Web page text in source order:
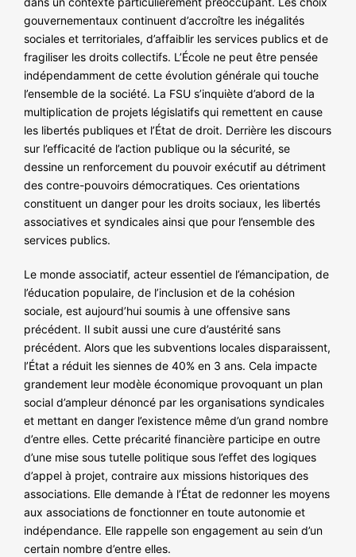
NOS ACTIONS
gouvernementaux continuent d’accroître les inégalités
sociales et territoriales, d’affaiblir les services publics et de
fragiliser les droits collectifs. L’École ne peut être pensée
indépendamment de cette évolution générale qui touche
l’ensemble de la société. La FSU s’inquiète d’abord de la
multiplication de projets législatifs qui remettent en cause
les libertés publiques et l’État de droit. Derrière les discours
sur l’efficacité de l’action publique ou la sécurité, se
dessine un renforcement du pouvoir exécutif au détriment
des contre-pouvoirs démocratiques. Ces orientations
constituent un danger pour les droits sociaux, les libertés
associatives et syndicales ainsi que pour l’ensemble des
services publics.
Le monde associatif, acteur essentiel de l’émancipation, de
l’éducation populaire, de l’inclusion et de la cohésion
sociale, est aujourd’hui soumis à une offensive sans
précédent. Il subit aussi une cure d’austérité sans
précédent. Alors que les subventions locales disparaissent,
l’État a réduit les siennes de 40% en 3 ans. Cela impacte
grandement leur modèle économique provoquant un plan
social d’ampleur dénoncé par les organisations syndicales
et mettant en danger l’existence même d’un grand nombre
d’entre elles. Cette précarité financière participe en outre
d’une mise sous tutelle politique sous l’effet des logiques
d’appel à projet, contraire aux missions historiques des
associations. Elle demande à l’État de redonner les moyens
aux associations de fonctionner en toute autonomie et
indépendance. Elle rappelle son engagement au sein d’un
certain nombre d’entre elles.